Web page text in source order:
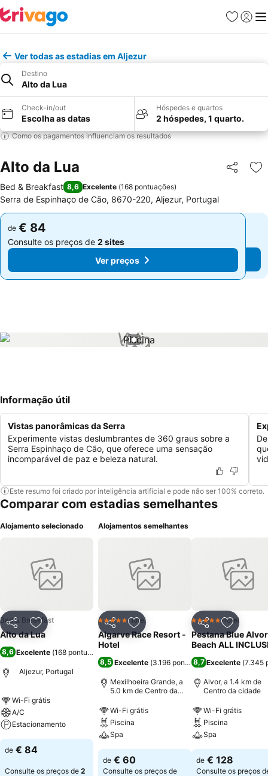
Favoritos
Iniciar
Ver todas as estadias em Aljezur
Destino
Alto da Lua
Check-in/out
Escolha as datas
Hóspedes e quartos
2 hóspedes, 1 quarto.
Como os pagamentos influenciam os resultados
Alto da Lua Partilhar
Bed & Breakfast 8,6 Excelente (168 pontuações)
Serra de Espinhaço de Cão, 8670-220, Aljezur, Portugal
de € 84
Consulte os preços de 2 sites
Ver preços
de € 84
Consulte os preços de 2 sites
Ver preços
1 / 1
Informação útil
Vistas panorâmicas da Serra
Experimente vistas deslumbrantes de 360 graus sobre a
Serra Espinhaço de Cão, que oferece uma sensação
incomparável de paz e beleza natural.
Este resumo foi criado por inteligência artificial e pode não ser 100% correto.
Comparar com estadias semelhantes
Alojamento selecionado
PartilharAdicionar aos favoritos
Bed & Breakfast
Alto da Lua
8,6 Excelente (168 pontuações
Aljezur, Portugal
Wi-Fi grátis
A/C
Estacionamento
de € 84
Consulte os preços de 2
Alojamentos semelhantes
PartilharAdicionar aos favoritos
5 EstrelasHotel
Algarve Race Resort -
Hotel
8,5 Excelente (3.196 pontuações)
Mexilhoeira Grande, a
5.0 km de Centro da
Wi-Fi grátis
Piscina
Spa
de € 60
Consulte os preços de
Partilhar
5 EstrelasHotel
Pestana Blue Alvor
Beach ALL
8,7 Excelente (7.345
Alvor, a 1.4 km de
Centro da cidade
Wi-Fi grátis
Piscina
Spa
de € 128
Consulte os preços